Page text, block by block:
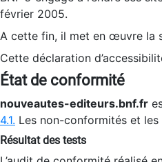
février 2005.
A cette fin, il met en œuvre la
Cette déclaration
État de conformité
nouveautes-editeurs.bnf.fr
4.1. Les non-conformités et
Résultat des tests